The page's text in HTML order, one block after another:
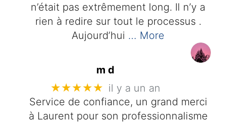
n’était pas extrêmement long. Il n’y a
rien à redire sur tout le processus .
Aujourd’hui … More
m d
★★★★★ il y a un an
Service de confiance, un grand merci
à Laurent pour son professionnalisme